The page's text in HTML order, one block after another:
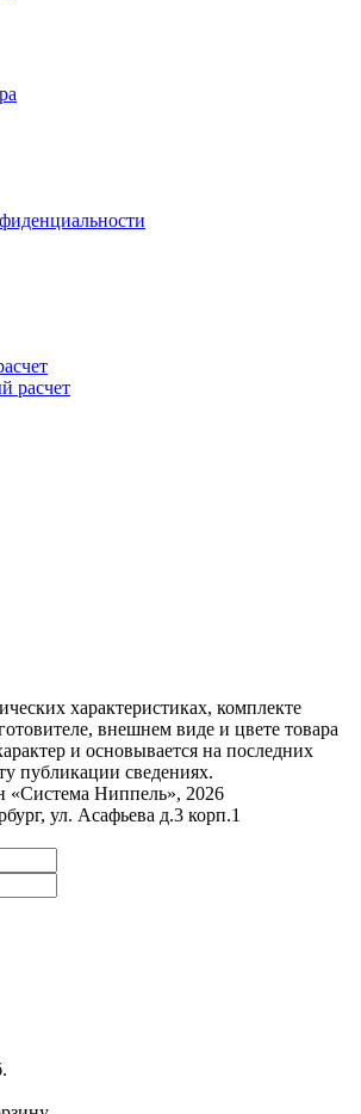
характеристиках, комплекте
внешнем виде и цвете товара
и основывается на последних
публикации сведениях.
«Система Ниппель», 2026
ул. Асафьева д.3 корп.1